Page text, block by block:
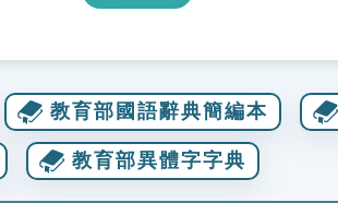
教育部國語辭典簡編本
教育部異體字字典